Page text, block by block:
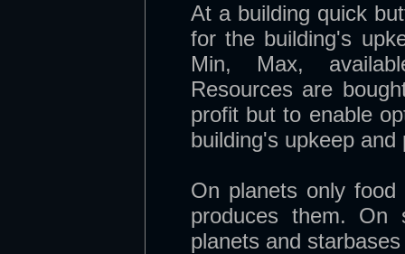
At a building quick
for the building's
Min, Max,
Resources are
profit but to enable
building's upkeep
On planets only
produces them. On
planets and